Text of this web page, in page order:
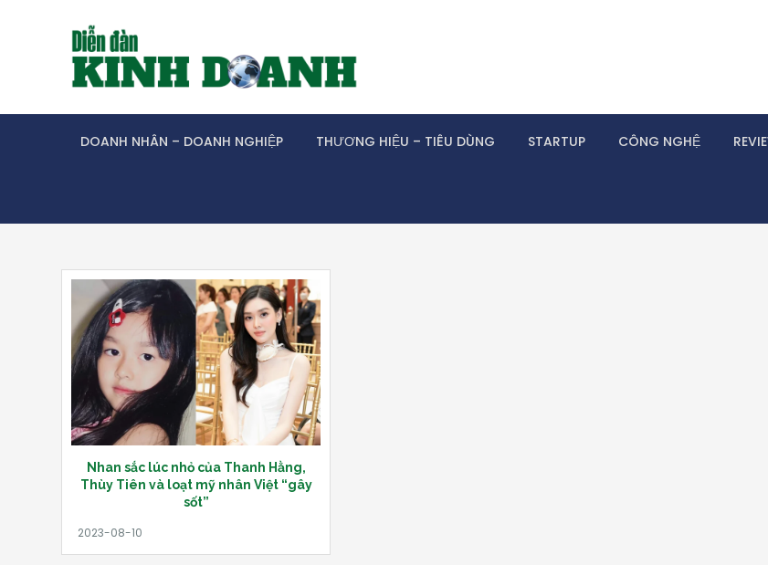
DOANH NHÂN – DOANH NGHIỆP THƯƠNG HIỆU – TIÊU DÙNG STARTUP CÔNG NGHỆ
Nhan sắc lúc nhỏ của Thanh Hằng,
Thùy Tiên và loạt mỹ nhân Việt “gây
sốt”